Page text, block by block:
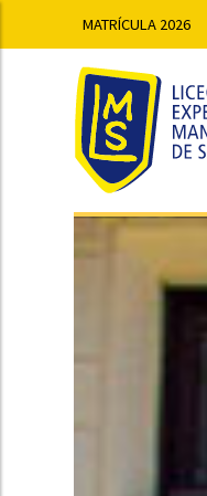
MATRÍCULA 2026